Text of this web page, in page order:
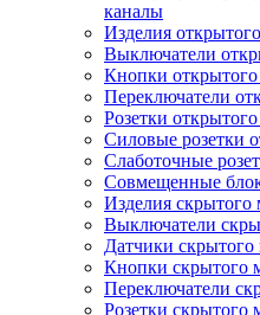
каналы
Изделия
Выключатели
Кнопки
Переключатели
Розетки
Силовые розетки
Слаботочные
Совмещенные
Изделия скрытого
Выключатели
Датчики скрытого
Кнопки скрытого
Переключатели
Розетки скрытого